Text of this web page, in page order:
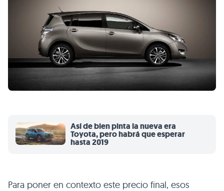
Así de bien pinta la nueva era
Toyota, pero habrá que esperar
hasta 2019
Para poner en contexto este precio final, esos